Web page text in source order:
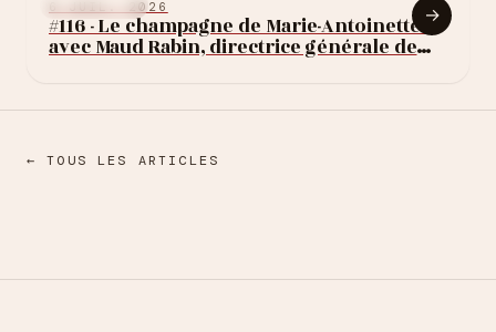
réinventer les
satellites de Saint-
6 JUIL. 2026
#116 - Le champagne de Marie-Antoinette :
avec Maud Rabin, directrice générale de
→
← TOUS LES ARTICLES